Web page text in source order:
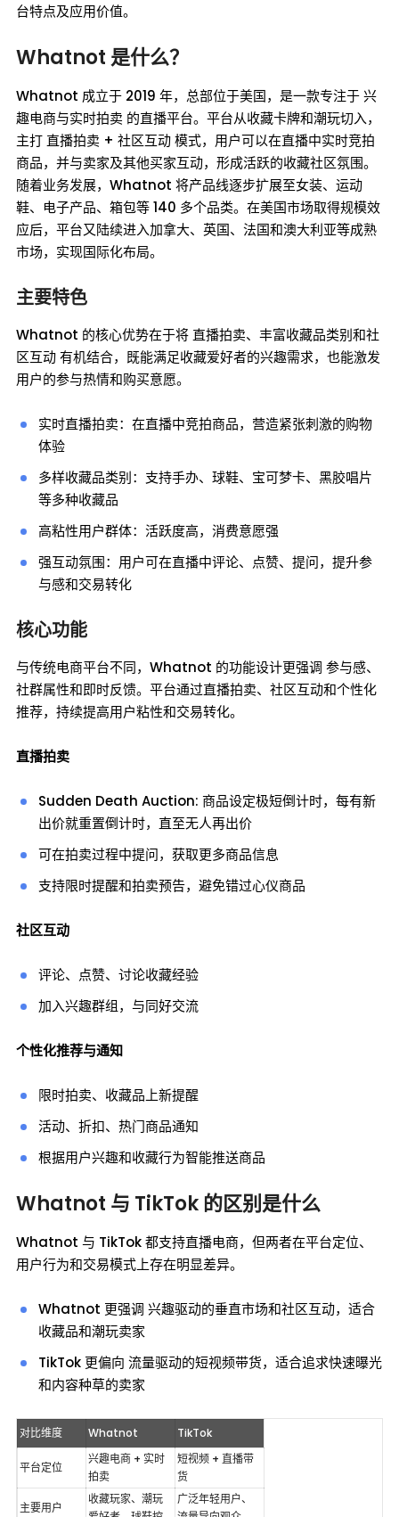
台特点及应用价值。
Whatnot 是什么？
Whatnot 成立于 2019 年，总部位于美国，是一款专注于 兴
趣电商与实时拍卖 的直播平台。平台从收藏卡牌和潮玩切入，
主打 直播拍卖 + 社区互动 模式，用户可以在直播中实时竞拍
商品，并与卖家及其他买家互动，形成活跃的收藏社区氛围。
随着业务发展，Whatnot 将产品线逐步扩展至女装、运动
鞋、电子产品、箱包等 140 多个品类。在美国市场取得规模效
应后，平台又陆续进入加拿大、英国、法国和澳大利亚等成熟
市场，实现国际化布局。
主要特色
Whatnot 的核心优势在于将 直播拍卖、丰富收藏品类别和社
区互动 有机结合，既能满足收藏爱好者的兴趣需求，也能激发
用户的参与热情和购买意愿。
实时直播拍卖：在直播中竞拍商品，营造紧张刺激的购物
体验
多样收藏品类别：支持手办、球鞋、宝可梦卡、黑胶唱片
等多种收藏品
高粘性用户群体：活跃度高，消费意愿强
强互动氛围：用户可在直播中评论、点赞、提问，提升参
与感和交易转化
核心功能
与传统电商平台不同，Whatnot 的功能设计更强调 参与感、
社群属性和即时反馈。平台通过直播拍卖、社区互动和个性化
推荐，持续提高用户粘性和交易转化。
直播拍卖
Sudden Death Auction: 商品设定极短倒计时，每有新
出价就重置倒计时，直至无人再出价
可在拍卖过程中提问，获取更多商品信息
支持限时提醒和拍卖预告，避免错过心仪商品
社区互动
评论、点赞、讨论收藏经验
加入兴趣群组，与同好交流
个性化推荐与通知
限时拍卖、收藏品上新提醒
活动、折扣、热门商品通知
根据用户兴趣和收藏行为智能推送商品
Whatnot 与 TikTok 的区别是什么
Whatnot 与 TikTok 都支持直播电商，但两者在平台定位、
用户行为和交易模式上存在明显差异。
Whatnot 更强调 兴趣驱动的垂直市场和社区互动，适合
收藏品和潮玩卖家
TikTok 更偏向 流量驱动的短视频带货，适合追求快速曝光
和内容种草的卖家
对比维度 Whatnot TikTok
平台定位
兴趣电商 + 实时
拍卖
短视频 + 直播带
货
主要用户
收藏玩家、潮玩
广泛年轻用户、